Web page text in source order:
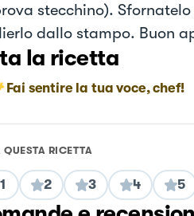
stecchino).
dallo stampo. Buon
la ricetta
Fai sentire la tua voce, chef!
QUESTA RICETTA
1 2 3 4 5